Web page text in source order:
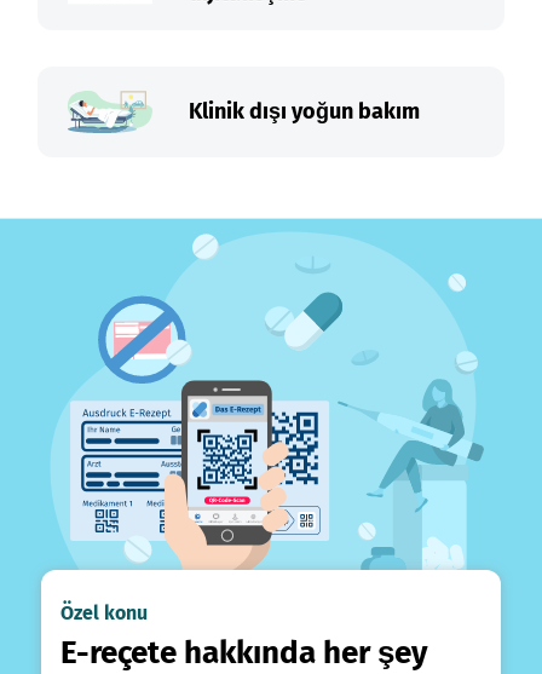
Klinik dışı yoğun bakım
Özel konu
E-reçete hakkında her şey